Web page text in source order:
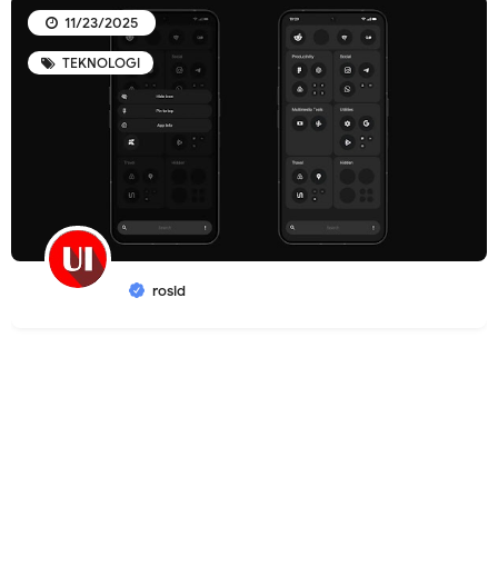
TEKNOLOGI
rosid
11/23/2025